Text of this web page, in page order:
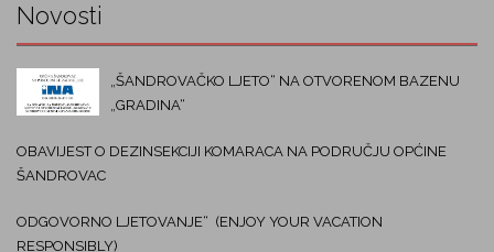
Novosti
„ŠANDROVAČKO LJETO“ NA OTVORENOM BAZENU
„GRADINA“
OBAVIJEST O DEZINSEKCIJI KOMARACA NA PODRUČJU OPĆINE
ŠANDROVAC
ODGOVORNO LJETOVANJE“ (ENJOY YOUR VACATION
RESPONSIBLY)